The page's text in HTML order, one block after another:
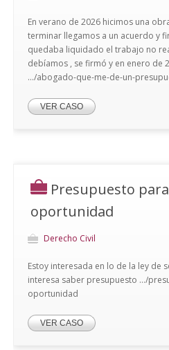
En verano de 2026 hicimos una
terminar llegamos a un acuerdo y
quedaba liquidado el trabajo no
debíamos , se firmó y en enero de
.../abogado-que-me-de-un-
VER CASO
Presupuesto
oportunidad
Derecho Civil
Estoy interesada en lo de la ley de
interesa saber presupuesto .../
oportunidad
VER CASO